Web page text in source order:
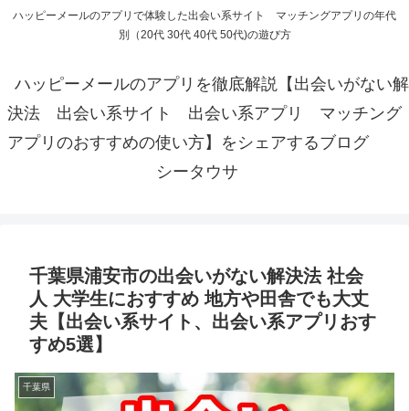
ハッピーメールのアプリで体験した出会い系サイト マッチングアプリの年代
別（20代 30代 40代 50代)の遊び方
ハッピーメールのアプリを徹底解説【出会いがない解
決法 出会い系サイト 出会い系アプリ マッチング
アプリのおすすめの使い方】をシェアするブログ
シータウサ
千葉県浦安市の出会いがない解決法 社会
人 大学生におすすめ 地方や田舎でも大丈
夫【出会い系サイト、出会い系アプリおす
すめ5選】
千葉県